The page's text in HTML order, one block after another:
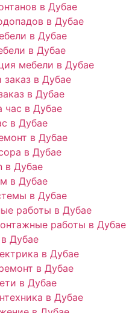
в Дубае
в Дубае
в Дубае
в Дубае
мебели в Дубае
в Дубае
в Дубае
час в Дубае
в Дубае
в Дубае
в Дубае
в Дубае
в Дубае
в Дубае
работы в Дубае
работы в Дубае
Дубае
в Дубае
в Дубае
в Дубае
в Дубае